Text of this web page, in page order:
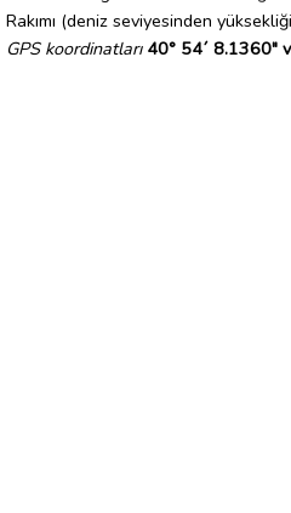
Rakımı (deniz seviyesinden
GPS koordinatları 40° 54´ 8.1360"